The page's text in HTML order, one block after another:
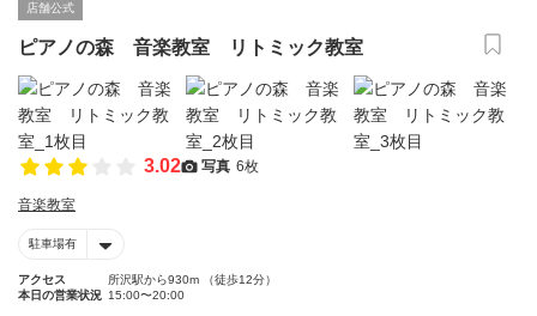
店舗公式
ピアノの森 音楽教室 リトミック教室
3.02 写真 6枚
音楽教室
駐車場有
アクセス
所沢駅から930m （徒歩12分）
本日の営業状況 15:00〜20:00